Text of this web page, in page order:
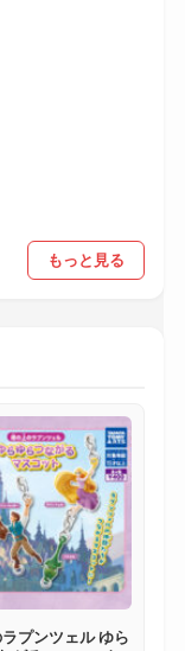
もっと見る
プンツェル ゆら